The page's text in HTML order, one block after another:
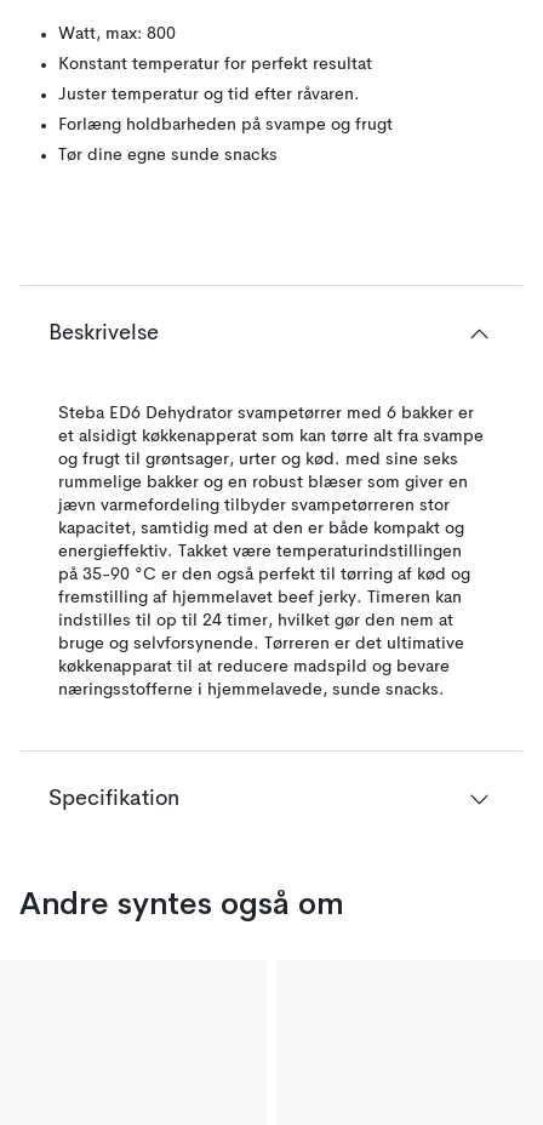
Watt, max: 800
Konstant temperatur for perfekt resultat
Juster temperatur og tid efter råvaren.
Forlæng holdbarheden på svampe og frugt
Tør dine egne sunde snacks
Beskrivelse
Steba ED6 Dehydrator svampetørrer med 6 bakker er
et alsidigt køkkenapperat som kan tørre alt fra svampe
og frugt til grøntsager, urter og kød. med sine seks
rummelige bakker og en robust blæser som giver en
jævn varmefordeling tilbyder svampetørreren stor
kapacitet, samtidig med at den er både kompakt og
energieffektiv. Takket være temperaturindstillingen
på 35-90 °C er den også perfekt til tørring af kød og
fremstilling af hjemmelavet beef jerky. Timeren kan
indstilles til op til 24 timer, hvilket gør den nem at
bruge og selvforsynende. Tørreren er det ultimative
køkkenapparat til at reducere madspild og bevare
næringsstofferne i hjemmelavede, sunde snacks.
Specifikation
Andre syntes også om